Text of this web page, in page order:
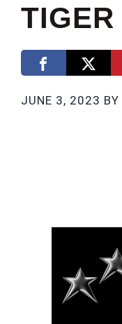
JUNE 3, 2023 BY